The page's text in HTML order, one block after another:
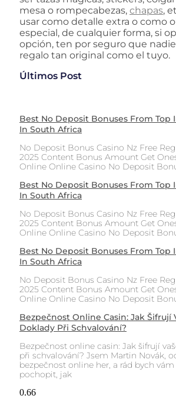
mesa o rompecabezas, chapas,
usar como detalle extra o como
especial, de cualquier forma, si
opción, ten por seguro que
regalo tan original como el tuyo.
Últimos Post
Best No Deposit Bonuses From Top
In South Africa
No Deposit Bonus Casino Nz Free
2025 Content Bonus Amount Get
Online Online Casino No Deposit
Best No Deposit Bonuses From Top
In South Africa
No Deposit Bonus Casino Nz Free
2025 Content Bonus Amount Get
Online Online Casino No Deposit
Best No Deposit Bonuses From Top
In South Africa
No Deposit Bonus Casino Nz Free
2025 Content Bonus Amount Get
Online Online Casino No Deposit
Bezpečnost Online Casin: Jak Šifrují
Doklady Při Schvalování?
Bezpečnost online casin: Jak šifrují
při schvalování? Jsem Martin Novák,
bezpečnost online her, a rád bych
pochopit, jak